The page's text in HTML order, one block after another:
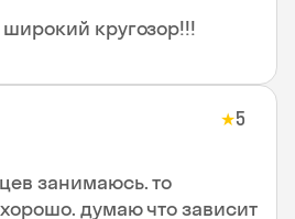
широкий кругозор!!!
★5
занимаюсь. то
думаю что зависит